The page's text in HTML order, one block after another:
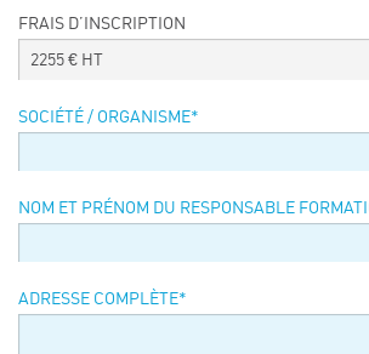
Événements
FRENCH-CHINESE CONFERENCE
FRAIS D’INSCRIPTION
2255 € HT
SOCIÉTÉ / ORGANISME*
NOM ET PRÉNOM DU RESPONSABLE
ADRESSE COMPLÈTE*